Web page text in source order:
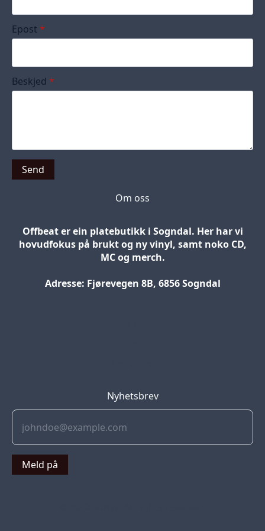
Epost *
Beskjed *
Send
Om oss
Offbeat er ein platebutikk i Sogndal. Her har vi
hovudfokus på brukt og ny vinyl, samt noko CD,
MC og merch.
Adresse: Fjørevegen 8B, 6856 Sogndal
Nyhetsbrev
Meld på